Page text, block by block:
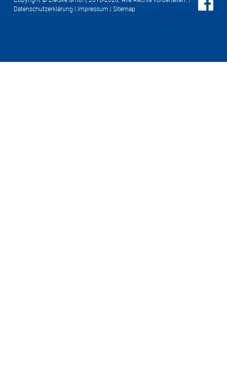
Datenschutzerklärung | Impressum | Sitemap